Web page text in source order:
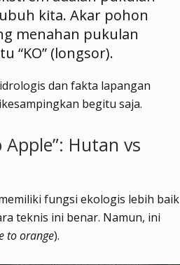
kita. Akar pohon
menahan pukulan
“KO” (longsor).
dan fakta lapangan
begitu saja.
Hutan vs
fungsi ekologis lebih baik
teknis ini benar. Namun, ini
to orange).